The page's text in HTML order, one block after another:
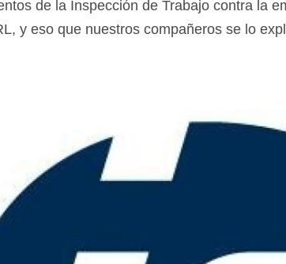
de la Inspección de Trabajo contra la
y eso que nuestros compañeros se lo